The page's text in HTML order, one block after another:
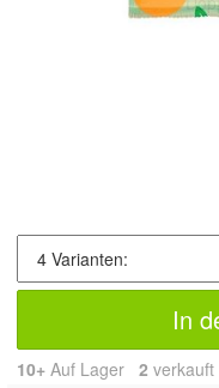
In
10+ Auf Lager 2 verkauft